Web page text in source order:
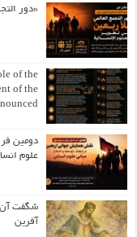
«دور
of the
of the
دومین
علوم
شگفت
آفرین